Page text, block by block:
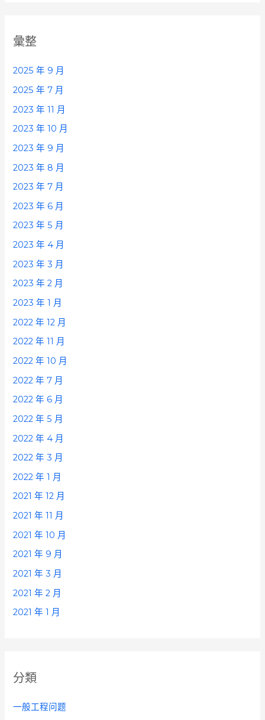
彙整
2025 年 9 月
2025 年 7 月
2023 年 11 月
2023 年 10 月
2023 年 9 月
2023 年 8 月
2023 年 7 月
2023 年 6 月
2023 年 5 月
2023 年 4 月
2023 年 3 月
2023 年 2 月
2023 年 1 月
2022 年 12 月
2022 年 11 月
2022 年 10 月
2022 年 7 月
2022 年 6 月
2022 年 5 月
2022 年 4 月
2022 年 3 月
2022 年 1 月
2021 年 12 月
2021 年 11 月
2021 年 10 月
2021 年 9 月
2021 年 3 月
2021 年 2 月
2021 年 1 月
分類
一般工程问题